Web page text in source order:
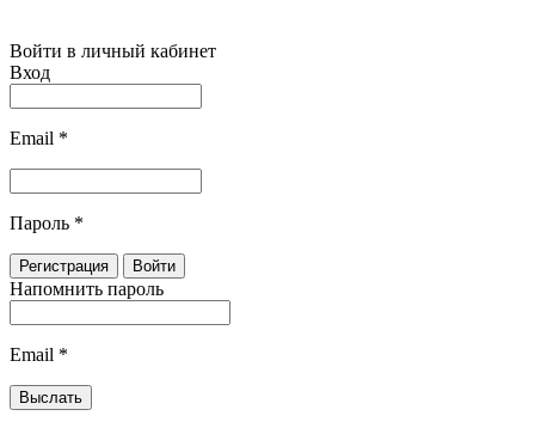
Войти в личный кабинет
Вход
Email *
Пароль *
Напомнить пароль
Email *